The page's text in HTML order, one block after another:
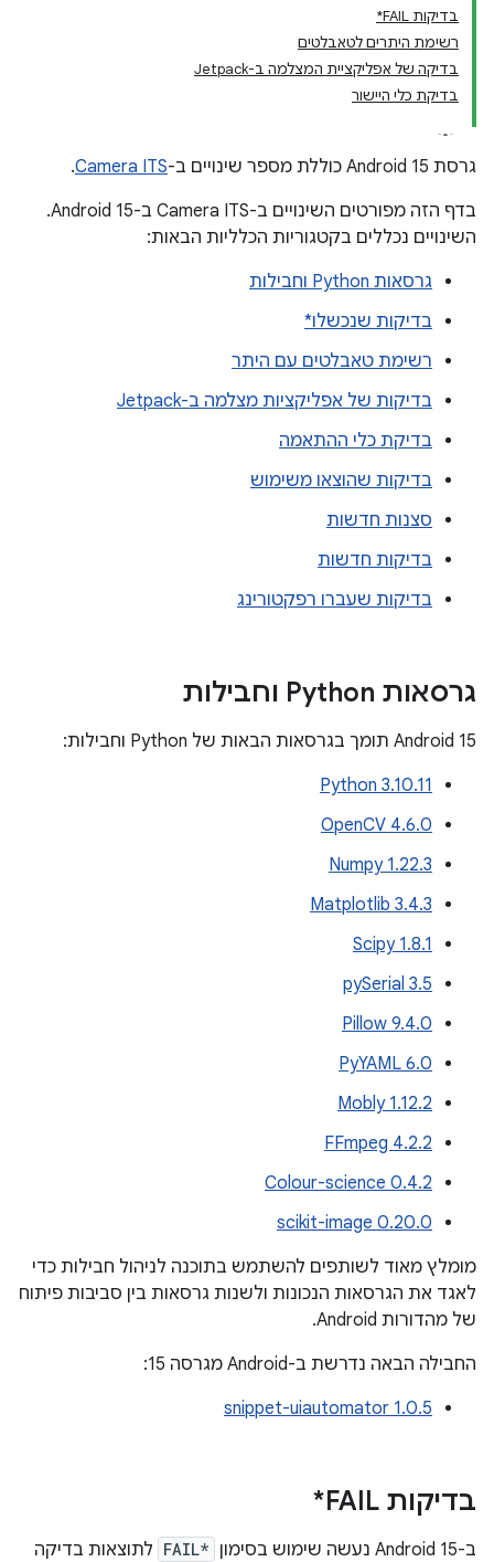
בדיקות FAIL*
רשימת היתרים לטאבלטים
בדיקה של אפליקציית המצלמה ב-Jetpack
בדיקת כלי היישור
גרסת Android 15 כוללת מספר שינויים ב- Camera ITS
.
בדף הזה מפורטים השינויים ב-Camera ITS ב-Android 15.
השינויים נכללים בקטגוריות הכלליות הבאות:
גרסאות Python וחבילות
בדיקות שנכשלו*
רשימת טאבלטים עם היתר
בדיקות של אפליקציות מצלמה ב-Jetpack
בדיקת כלי ההתאמה
בדיקות שהוצאו משימוש
סצנות חדשות
בדיקות חדשות
בדיקות שעברו רפקטורינג
גרסאות Python וחבילות
‫Android 15 תומך בגרסאות הבאות של Python וחבילות:
Python 3.10.11
OpenCV 4.6.0
Numpy 1.22.3
Matplotlib 3.4.3
Scipy 1.8.1
pySerial 3.5
Pillow 9.4.0
PyYAML 6.0
Mobly 1.12.2
FFmpeg 4.2.2
Colour-science 0.4.2
scikit-image 0.20.0
מומלץ מאוד לשותפים להשתמש בתוכנה לניהול חבילות כדי
לאגד את הגרסאות הנכונות ולשנות גרסאות בין סביבות פיתוח
של מהדורות Android.
החבילה הבאה נדרשת ב-Android מגרסה 15:
snippet-uiautomator 1.0.5
בדיקות FAIL*
ב-Android 15 נעשה שימוש בסימון FAIL* לתוצאות בדיקה